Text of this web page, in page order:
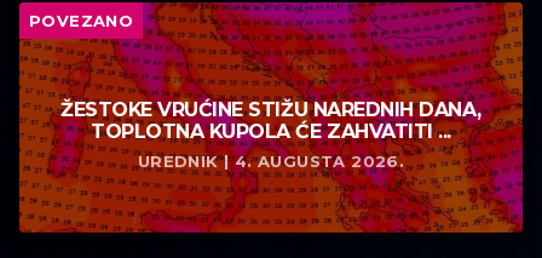
POVEZANO
ŽESTOKE VRUĆINE STIŽU NAREDNIH DANA,
TOPLOTNA KUPOLA ĆE ZAHVATITI ...
UREDNIK | 4. AUGUSTA 2026.